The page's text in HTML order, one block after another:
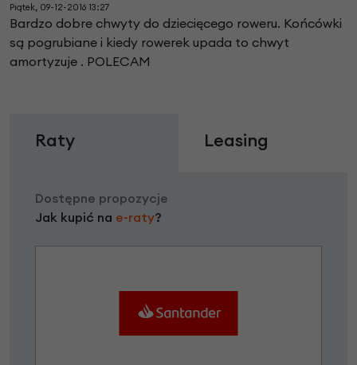
Piątek, 09-12-2016 13:27
Bardzo dobre chwyty do dziecięcego roweru. Końcówki
są pogrubiane i kiedy rowerek upada to chwyt
amortyzuje . POLECAM
Raty Leasing
Dostępne propozycje
Jak kupić na e-raty?